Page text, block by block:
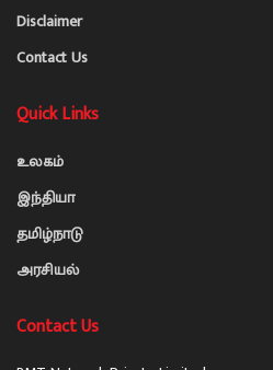
Disclaimer
Contact Us
Quick Links
உலகம்
இந்தியா
தமிழ்நாடு
அரசியல்
Contact Us